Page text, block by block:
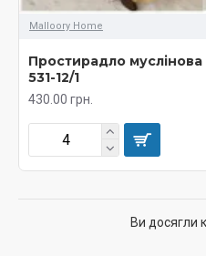
Malloory Home
Простирадло
531-12/1
430.00 грн.
Ви досягли